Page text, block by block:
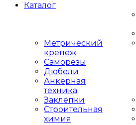
Каталог
Метрический
крепеж
Саморезы
Дюбели
Анкерная
техника
Заклепки
Строительная
химия